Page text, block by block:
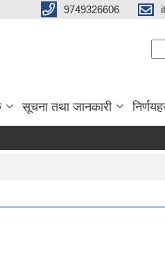
9749326606
सूचना तथा जानकारी